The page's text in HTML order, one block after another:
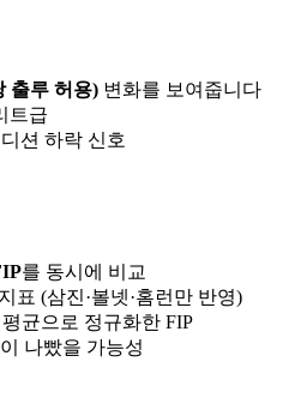
출루 허용) 변화를 보여줍니다
트급
션 하락 신호
를 동시에 비교
표 (삼진·볼넷·홈런만 반영)
균으로 정규화한 FIP
나빴을 가능성